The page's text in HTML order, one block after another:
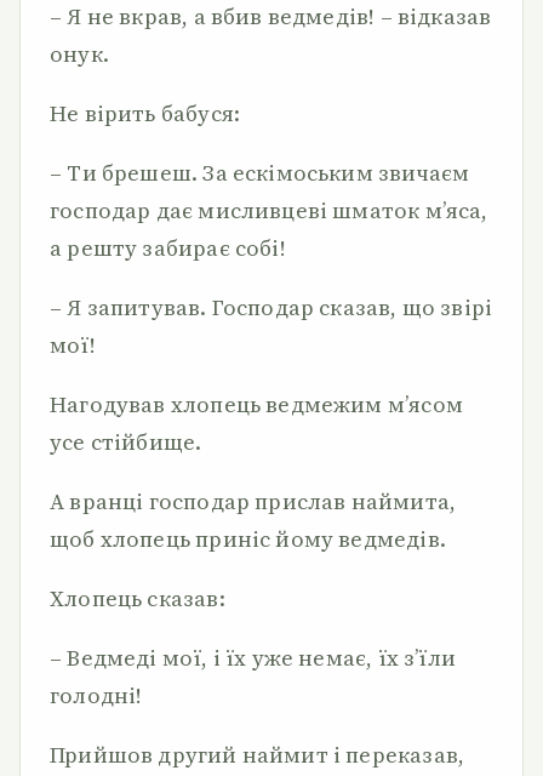
– Я не вкрав, а вбив ведмедів! – відказав
онук.
Не вірить бабуся:
– Ти брешеш. За ескімоським звичаєм
господар дає мисливцеві шматок м’яса,
а решту забирає собі!
– Я запитував. Господар сказав, що звірі
мої!
Нагодував хлопець ведмежим м’ясом
усе стійбище.
А вранці господар прислав наймита,
щоб хлопець приніс йому ведмедів.
Хлопець сказав:
– Ведмеді мої, і їх уже немає, їх з’їли
голодні!
Прийшов другий наймит і переказав,